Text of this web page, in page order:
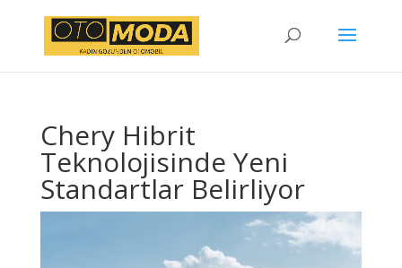
Chery Hibrit
Teknolojisinde Yeni
Standartlar Belirliyor